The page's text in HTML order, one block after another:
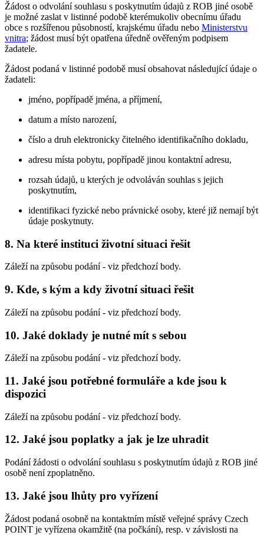
Žádost o odvolání souhlasu s poskytnutím údajů z ROB jiné osobě
je možné zaslat v listinné podobě kterémukoliv obecnímu úřadu
obce s rozšířenou působností, krajskému úřadu nebo Ministerstvu
vnitra; žádost musí být opatřena úředně ověřeným podpisem
žadatele.
Žádost podaná v listinné podobě musí obsahovat následující údaje o
žadateli:
jméno, popřípadě jména, a příjmení,
datum a místo narození,
číslo a druh elektronicky čitelného identifikačního dokladu,
adresu místa pobytu, popřípadě jinou kontaktní adresu,
rozsah údajů, u kterých je odvoláván souhlas s jejich
poskytnutím,
identifikaci fyzické nebo právnické osoby, které již nemají být
údaje poskytnuty.
8. Na které instituci životní situaci řešit
Záleží na způsobu podání - viz předchozí body.
9. Kde, s kým a kdy životní situaci řešit
Záleží na způsobu podání - viz předchozí body.
10. Jaké doklady je nutné mít s sebou
Záleží na způsobu podání - viz předchozí body.
11. Jaké jsou potřebné formuláře a kde jsou k
dispozici
Záleží na způsobu podání - viz předchozí body.
12. Jaké jsou poplatky a jak je lze uhradit
Podání žádosti o odvolání souhlasu s poskytnutím údajů z ROB jiné
osobě není zpoplatněno.
13. Jaké jsou lhůty pro vyřízení
Žádost podaná osobně na kontaktním místě veřejné správy Czech
POINT je vyřízena okamžitě (na počkání), resp. v závislosti na